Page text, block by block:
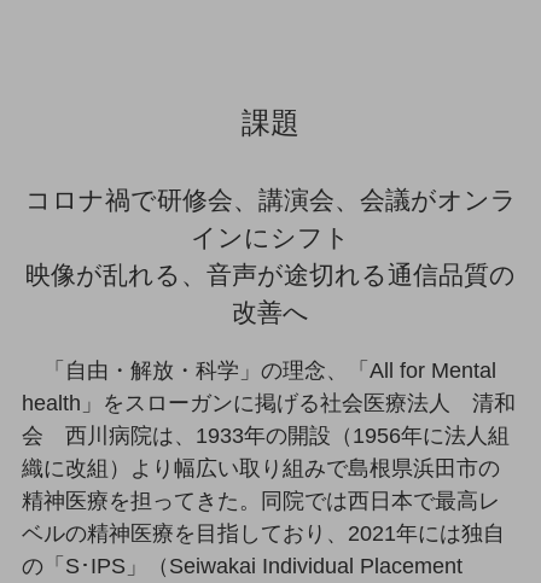
製造・建設業
キーワードで探す
おすすめの機種、料金やサービスをご紹介
製品
ビジネス向けスマートフォン
タフネススマートフォン
データ通信製品
課題
コロナ禍で研修会、講演会、会議がオンラ
インにシフト
映像が乱れる、音声が途切れる通信品質の
改善へ
「自由・解放・科学」の理念、「All for Mental
health」をスローガンに掲げる社会医療法人 清和
会 西川病院は、1933年の開設（1956年に法人組
織に改組）より幅広い取り組みで島根県浜田市の
精神医療を担ってきた。同院では西日本で最高レ
ベルの精神医療を目指しており、2021年には独自
の「S･IPS」（Seiwakai Individual Placement